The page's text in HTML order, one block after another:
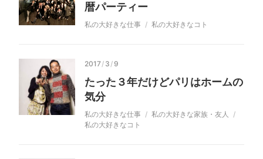
暦パーティー
私の大好きな仕事 私の大好きなコト
2017/ 3 /9
たった３年だけどパリはホームの
気分
私の大好きな仕事
私の大好きな家族・友人
私の大好きなコト